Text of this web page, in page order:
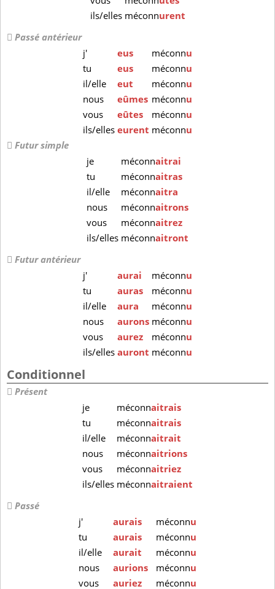
ils/elles méconnurent
Passé antérieur
j'
eus méconnu
tu
eus méconnu
il/elle
eut méconnu
nous
eûmes méconnu
vous
eûtes méconnu
ils/elleseurent méconnu
Futur simple
je
méconnaitrai
tu
méconnaitras
il/elle
méconnaitra
nous
méconnaitrons
vous
méconnaitrez
ils/elles méconnaitront
Futur antérieur
j'
aurai méconnu
tu
auras méconnu
il/elle
aura méconnu
nous
aurons méconnu
vous
aurez méconnu
ils/ellesauront méconnu
Conditionnel
Présent
je
méconnaitrais
tu
méconnaitrais
il/elle
méconnaitrait
nous
méconnaitrions
vous
méconnaitriez
ils/elles méconnaitraient
Passé
j'
aurais méconnu
tu
aurais méconnu
il/elle
aurait méconnu
nous
aurions méconnu
vous
auriez méconnu